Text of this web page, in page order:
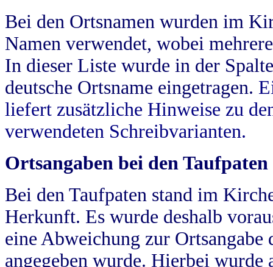
Bei den Ortsnamen wurden im
Namen verwendet, wobei
In dieser Liste wurde in der
deutsche Ortsname eingetragen.
liefert zusätzliche Hinweise zu
verwendeten Schreibvarianten.
Ortsangaben bei den Taufpaten
Bei den Taufpaten stand im
Herkunft. Es wurde deshalb
eine Abweichung zur
angegeben wurde. Hierbei wurde